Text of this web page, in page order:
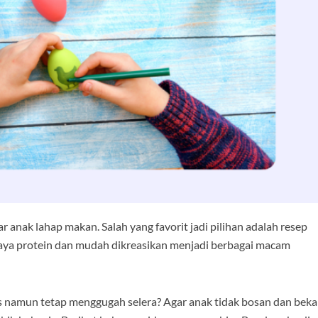
lahap makan. Salah yang favorit jadi pilihan adalah resep
protein dan mudah dikreasikan menjadi berbagai macam
tetap menggugah selera? Agar anak tidak bosan dan